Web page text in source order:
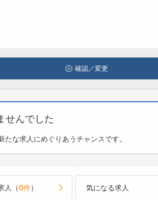
確認／変更
せんでした
な求人にめぐりあうチャンスです。
人（0件） 気になる求人